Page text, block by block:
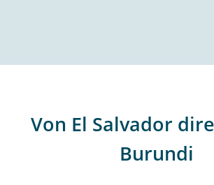
Von El Salvador
Burundi